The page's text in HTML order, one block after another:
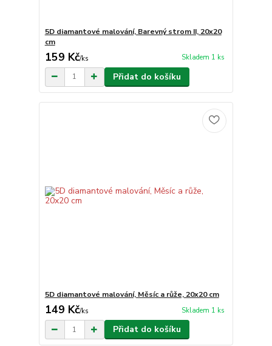
5D diamantové malování, Barevný strom II, 20x20
cm
159 Kč/ks Skladem 1 ks
Přidat do košíku
5D diamantové malování, Měsíc a růže, 20x20 cm
149 Kč/ks Skladem 1 ks
Přidat do košíku